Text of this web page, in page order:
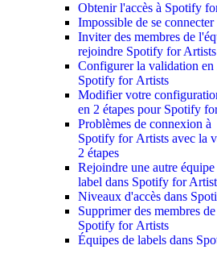
Obtenir l'accès à Spotify
Impossible de se connecter
Inviter des membres de
rejoindre Spotify for Artists
Configurer la validation en
Spotify for Artists
Modifier votre
en 2 étapes pour Spotify
Problèmes de connexion à
Spotify for Artists avec la
2 étapes
Rejoindre une autre
label dans Spotify for
Niveaux d'accès dans
Supprimer des membres
Spotify for Artists
Équipes de labels dans